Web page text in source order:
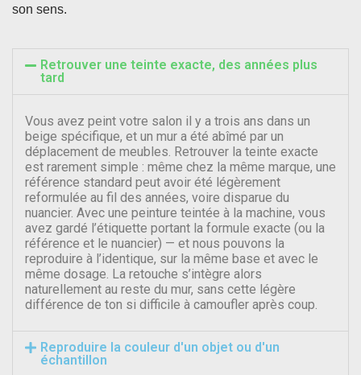
son sens.
Retrouver une teinte exacte, des années plus
tard
Vous avez peint votre salon il y a trois ans dans un
beige spécifique, et un mur a été abîmé par un
déplacement de meubles. Retrouver la teinte exacte
est rarement simple : même chez la même marque, une
référence standard peut avoir été légèrement
reformulée au fil des années, voire disparue du
nuancier. Avec une peinture teintée à la machine, vous
avez gardé l’étiquette portant la formule exacte (ou la
référence et le nuancier) — et nous pouvons la
reproduire à l’identique, sur la même base et avec le
même dosage. La retouche s’intègre alors
naturellement au reste du mur, sans cette légère
différence de ton si difficile à camoufler après coup.
Reproduire la couleur d'un objet ou d'un
échantillon